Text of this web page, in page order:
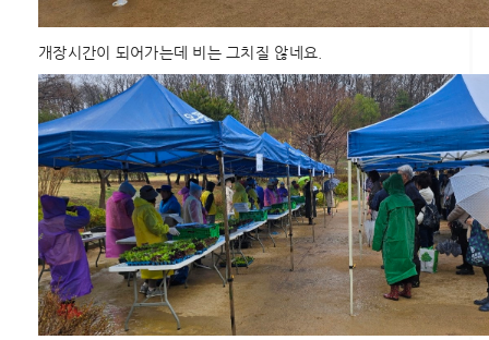
개장시간이 되어가는데 비는 그치질 않네요.